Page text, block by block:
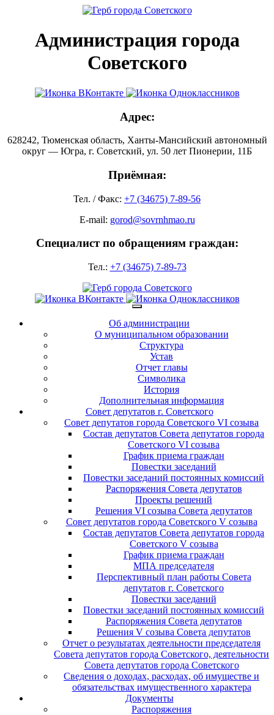
Администрация города
Советского
Адрес:
628242, Тюменская область, Ханты-Мансийский автономный
округ — Югра, г. Советский, ул. 50 лет Пионерии, 11Б
Приёмная:
Тел. / Факс: +7 (34675) 7-89-56
E-mail: gorod@sovrnhmao.ru
Специалист по обращениям граждан:
Тел.: +7 (34675) 7-89-73
Об администрации
О муниципальном образовании
Структура
Устав
Отчет главы
Символика
История
Дополнительная информация
Совет депутатов г. Советского
Совет депутатов города Советского VI созыва
Состав депутатов Совета депутатов города
Советского VI созыва
График приема граждан
Повестки заседаний
Повестки заседаний постоянных комиссий
Распоряжения Совета депутатов
Проекты решений
Решения VI созыва Совета депутатов
Совет депутатов города Советского V созыва
Состав депутатов Совета депутатов города
Советского V созыва
График приема граждан
МПА председателя
Перспективный план работы Совета
депутатов г. Советского
Повестки заседаний
Повестки заседаний постоянных комиссий
Распоряжения Совета депутатов
Решения V созыва Совета депутатов
Отчет о результатах деятельности председателя
Совета депутатов города Советского, деятельности
Совета депутатов города Советского
Сведения о доходах, расходах, об имуществе и
обязательствах имущественного характера
Документы
Распоряжения